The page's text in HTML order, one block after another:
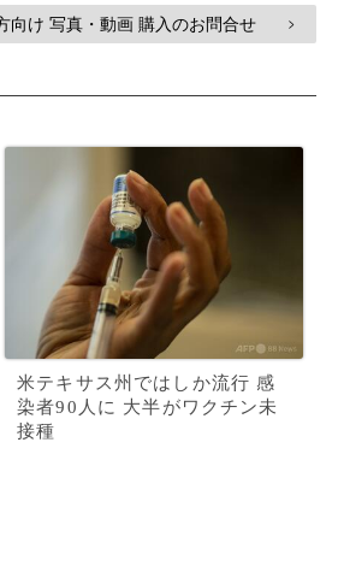
向け 写真・動画 購入のお問合せ >
米テキサス州ではしか流行 感
染者90人に 大半がワクチン未
接種